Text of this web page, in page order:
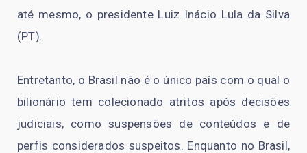
até mesmo, o presidente Luiz Inácio Lula da Silva
(PT).
Entretanto, o Brasil não é o único país com o qual o
bilionário tem colecionado atritos após decisões
judiciais, como suspensões de conteúdos e de
perfis considerados suspeitos. Enquanto no Brasil,